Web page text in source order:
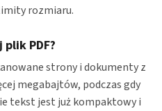
rozmiaru.
PDF?
strony i dokumenty z
megabajtów, podczas gdy
tekst jest już kompaktowy i